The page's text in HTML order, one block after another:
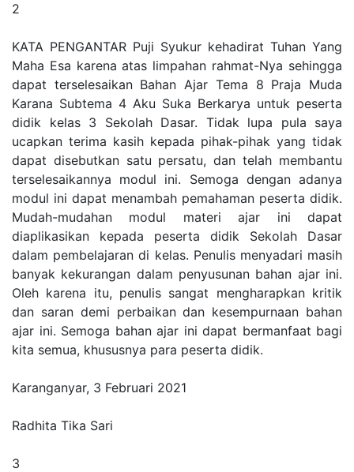
2
KATA PENGANTAR Puji Syukur kehadirat Tuhan Yang
Maha Esa karena atas limpahan rahmat-Nya sehingga
dapat terselesaikan Bahan Ajar Tema 8 Praja Muda
Karana Subtema 4 Aku Suka Berkarya untuk peserta
didik kelas 3 Sekolah Dasar. Tidak lupa pula saya
ucapkan terima kasih kepada pihak-pihak yang tidak
dapat disebutkan satu persatu, dan telah membantu
terselesaikannya modul ini. Semoga dengan adanya
modul ini dapat menambah pemahaman peserta didik.
Mudah-mudahan modul materi ajar ini dapat
diaplikasikan kepada peserta didik Sekolah Dasar
dalam pembelajaran di kelas. Penulis menyadari masih
banyak kekurangan dalam penyusunan bahan ajar ini.
Oleh karena itu, penulis sangat mengharapkan kritik
dan saran demi perbaikan dan kesempurnaan bahan
ajar ini. Semoga bahan ajar ini dapat bermanfaat bagi
kita semua, khususnya para peserta didik.
Karanganyar, 3 Februari 2021
Radhita Tika Sari
3